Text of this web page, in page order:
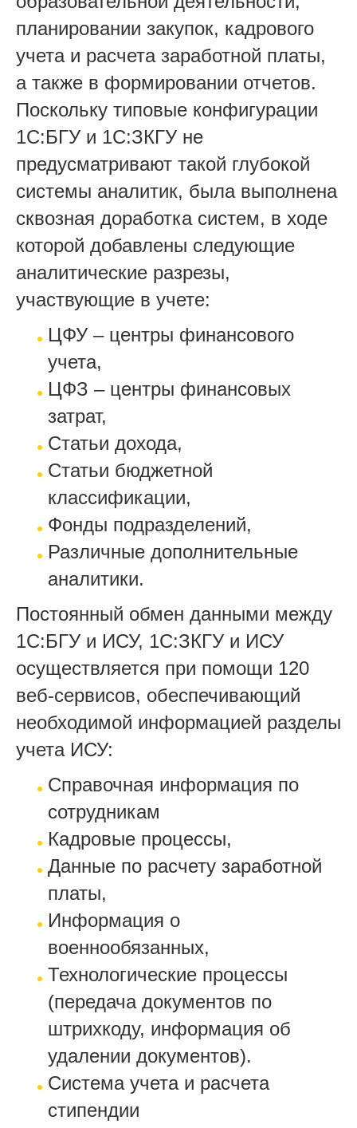
планировании закупок, кадрового
учета и расчета заработной платы,
а также в формировании отчетов.
Поскольку типовые конфигурации
1С:БГУ и 1С:ЗКГУ не
предусматривают такой глубокой
системы аналитик, была выполнена
сквозная доработка систем, в ходе
которой добавлены следующие
аналитические разрезы,
участвующие в учете:
ЦФУ – центры финансового
учета,
ЦФЗ – центры финансовых
затрат,
Статьи дохода,
Статьи бюджетной
классификации,
Фонды подразделений,
Различные дополнительные
аналитики.
Постоянный обмен данными между
1С:БГУ и ИСУ, 1С:ЗКГУ и ИСУ
осуществляется при помощи 120
веб-сервисов, обеспечивающий
необходимой информацией разделы
учета ИСУ:
Справочная информация по
сотрудникам
Кадровые процессы,
Данные по расчету заработной
платы,
Информация о
военнообязанных,
Технологические процессы
(передача документов по
штрихкоду, информация об
удалении документов).
Система учета и расчета
стипендии